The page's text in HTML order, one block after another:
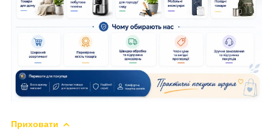
Приховати